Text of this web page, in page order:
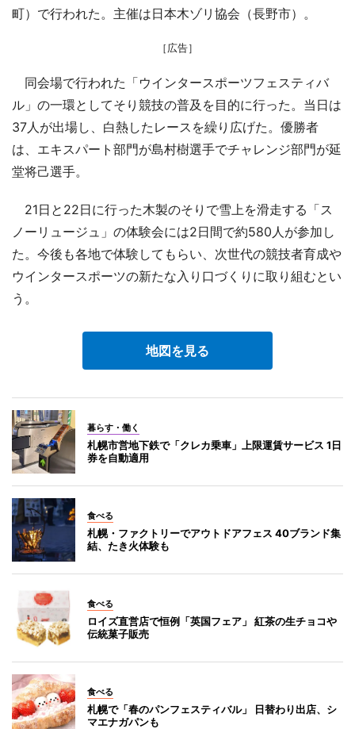
町）で行われた。主催は日本木ゾリ協会（長野市）。
［広告］
同会場で行われた「ウインタースポーツフェスティバ
ル」の一環としてそり競技の普及を目的に行った。当日は
37人が出場し、白熱したレースを繰り広げた。優勝者
は、エキスパート部門が島村樹選手でチャレンジ部門が延
堂将己選手。
21日と22日に行った木製のそりで雪上を滑走する「ス
ノーリュージュ」の体験会には2日間で約580人が参加し
た。今後も各地で体験してもらい、次世代の競技者育成や
ウインタースポーツの新たな入り口づくりに取り組むとい
う。
地図を見る
暮らす・働く
札幌市営地下鉄で「クレカ乗車」上限運賃サービス 1日
券を自動適用
食べる
札幌・ファクトリーでアウトドアフェス 40ブランド集
結、たき火体験も
食べる
ロイズ直営店で恒例「英国フェア」 紅茶の生チョコや
伝統菓子販売
食べる
札幌で「春のパンフェスティバル」 日替わり出店、シ
マエナガパンも